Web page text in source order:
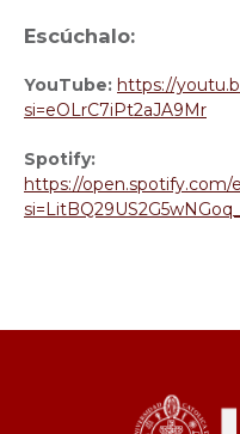
Escúchalo:
YouTube: https://
si=eOLrC7iPt2aJA9Mr
Spotify:
https://open.spotify.com/